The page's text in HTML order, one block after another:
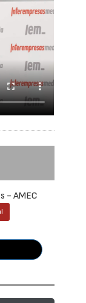
- AMEC